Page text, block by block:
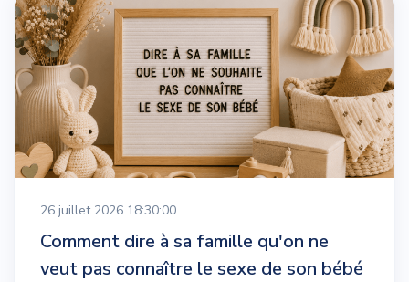
26 juillet 2026 18:30:00
Comment dire à sa famille qu'on ne
veut pas connaître le sexe de son bébé